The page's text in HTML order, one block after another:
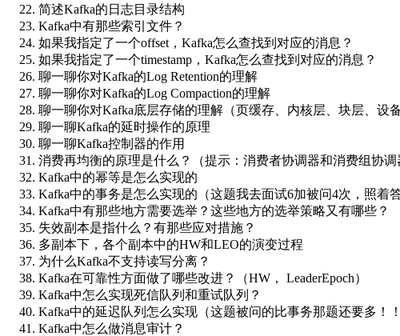
简述Kafka的日志目录结构
Kafka中有那些索引文件？
如果我指定了一个offset，Kafka怎么查找到对应的消息？
如果我指定了一个timestamp，Kafka怎么查找到对应的消息？
聊一聊你对Kafka的Log Retention的理解
聊一聊你对Kafka的Log Compaction的理解
聊一聊你对Kafka底层存储的理解（页缓存、内核层、块层、设备
聊一聊Kafka的延时操作的原理
聊一聊Kafka控制器的作用
消费再均衡的原理是什么？（提示：消费者协调器和消费组协调
Kafka中的幂等是怎么实现的
Kafka中的事务是怎么实现的（这题我去面试6加被问4次，照着
Kafka中有那些地方需要选举？这些地方的选举策略又有哪些？
失效副本是指什么？有那些应对措施？
多副本下，各个副本中的HW和LEO的演变过程
为什么Kafka不支持读写分离？
Kafka在可靠性方面做了哪些改进？（HW， LeaderEpoch）
Kafka中怎么实现死信队列和重试队列？
Kafka中的延迟队列怎么实现（这题被问的比事务那题还要多！
Kafka中怎么做消息审计？